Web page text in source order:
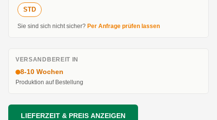
STD
Sie sind sich nicht sicher? Per Anfrage prüfen lassen
VERSANDBEREIT IN
8-10 Wochen
Produktion auf Bestellung
LIEFERZEIT & PREIS ANZEIGEN